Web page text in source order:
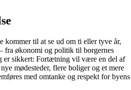
kommer til at se ud om ti eller tyve år,
fra økonomi og politik til borgernes
er sikkert: Fortætning vil være en del af
mødesteder, flere boliger og et mere
med omtanke og respekt for byens